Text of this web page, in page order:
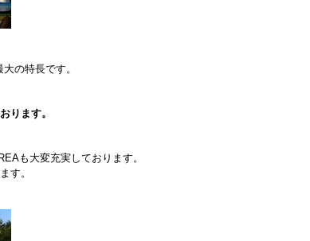
の特長です。
ります。
も大変充実しております。
す。